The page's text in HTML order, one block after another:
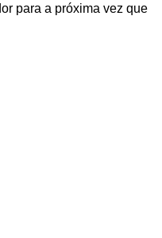
para a próxima vez que